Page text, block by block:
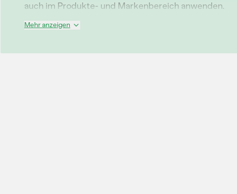
auch im Produkte- und Markenbereich anwenden.
Mehr anzeigen